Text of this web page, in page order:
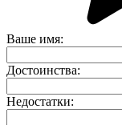
Ваше имя:
Достоинства:
Недостатки: